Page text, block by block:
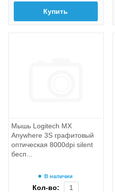
Купить
Мышь Logitech MX
Anywhere 3S графитовый
оптическая 8000dpi silent
бесп...
В наличии
Кол-во: